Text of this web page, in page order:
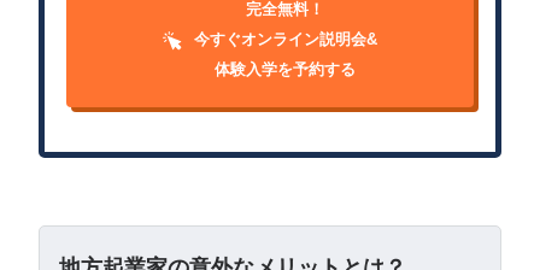
完全無料！
今すぐオンライン説明会&
体験入学を予約する